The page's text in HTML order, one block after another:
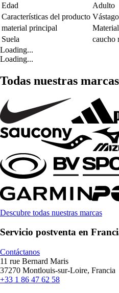
Edad
Adulto
Características del producto
material principal
Suela
caucho
Loading...
Loading...
Todas nuestras marcas
Descubre todas nuestras marcas
Servicio postventa en
Contáctanos
11 rue Bernard Maris
37270 Montlouis-sur-Loire, Francia
+33 1 86 47 62 58